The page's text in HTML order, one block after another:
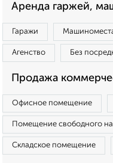
Аренда гаржей,
Гаражи
Агенство Без
Продажа
Офисное помещение
Помещение свободного
Складское помещение